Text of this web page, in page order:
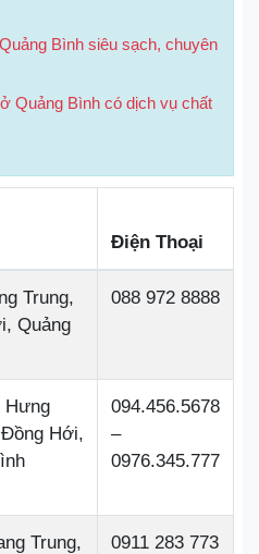
Bình siêu sạch, chuyên
Quảng Bình có dịch vụ chất
Điện Thoại
Trung,
Quảng
088 972 8888
Hưng
Hới,
094.456.5678
–
0976.345.777
Trung,
0911 283 773